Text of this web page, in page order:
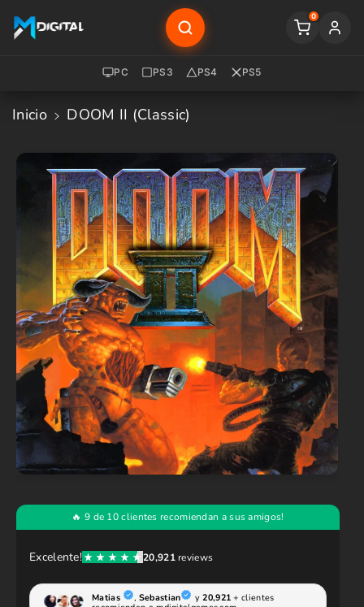
Contenido
0
PC PS3 PS4 PS5
Inicio DOOM II (Classic)
Saltar A
Informació
N Del
Producto